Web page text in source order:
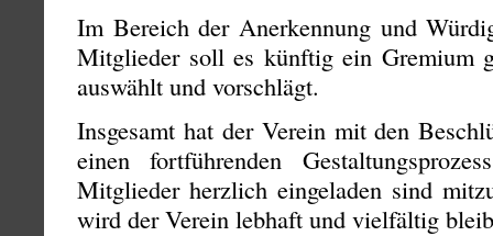
Im Bereich der Anerkennung und
Mitglieder soll es künftig ein Gremium
auswählt und vorschlägt.
Insgesamt hat der Verein mit den
einen fortführenden
Mitglieder herzlich eingeladen sind
wird der Verein lebhaft und vielfältig